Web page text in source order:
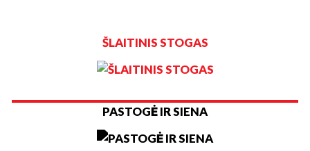
ŠLAITINIS STOGAS
PASTOGĖ IR SIENA